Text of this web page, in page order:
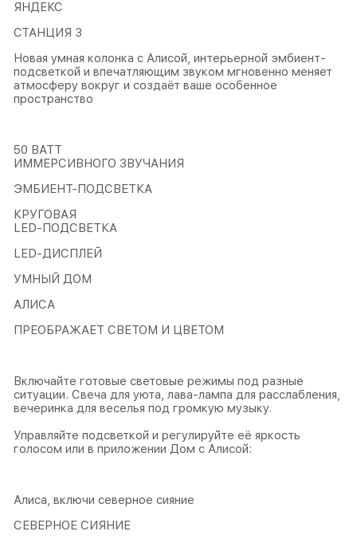
ЯНДЕКС
СТАНЦИЯ 3
Новая умная колонка с Алисой, интерьерной эмбиент-
подсветкой и впечатляющим звуком мгновенно меняет
атмосферу вокруг и создаёт ваше особенное
пространство
50 ВАТТ
ИММЕРСИВНОГО ЗВУЧАНИЯ
ЭМБИЕНТ-ПОДСВЕТКА
КРУГОВАЯ
LED-ПОДСВЕТКА
LED-ДИСПЛЕЙ
УМНЫЙ ДОМ
АЛИСА
ПРЕОБРАЖАЕТ СВЕТОМ И ЦВЕТОМ
Включайте готовые световые режимы под разные
ситуации. Свеча для уюта, лава-лампа для расслабления,
вечеринка для веселья под громкую музыку.
Управляйте подсветкой и регулируйте её яркость
голосом или в приложении Дом с Алисой:
Алиса, включи северное сияние
СЕВЕРНОЕ СИЯНИЕ